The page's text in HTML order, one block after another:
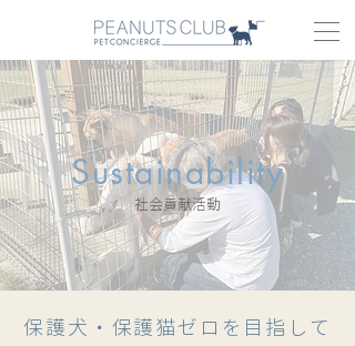
Sustainability
社会貢献活動
保護犬・保護猫ゼロを目指して